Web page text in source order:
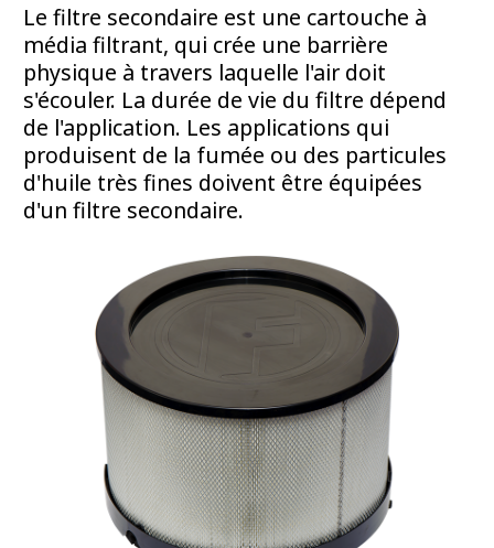
Le filtre secondaire est une cartouche à
média filtrant, qui crée une barrière
physique à travers laquelle l'air doit
s'écouler. La durée de vie du filtre dépend
de l'application. Les applications qui
produisent de la fumée ou des particules
d'huile très fines doivent être équipées
d'un filtre secondaire.